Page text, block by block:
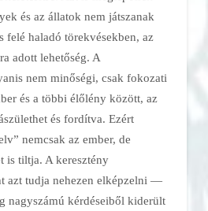
és az állatok nem játszanak
felé haladó törekvésekben, az
adott lehetőség. A
nem minőségi, csak fokozati
és a többi élőlény között, az
és fordítva. Ezért
nemcsak az ember, de
is tiltja. A keresztény
azt tudja nehezen elképzelni —
nagyszámú kérdéseiből kiderült